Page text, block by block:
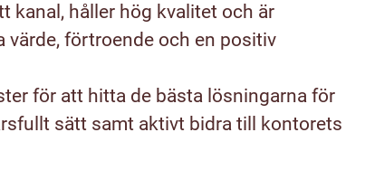
kanal, håller hög kvalitet och är
värde, förtroende och en positiv
för att hitta de bästa lösningarna för
sätt samt aktivt bidra till kontorets